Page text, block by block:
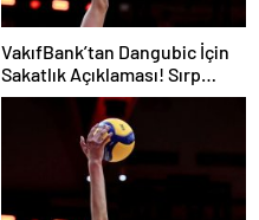
VakıfBank’tan Dangubic İçin
Sakatlık Açıklaması! Sırp
Yıldız Ameliyat Olacak